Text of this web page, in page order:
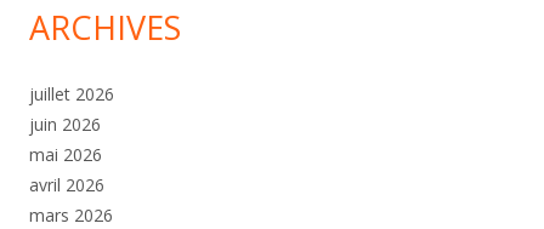
ARCHIVES
juillet 2026
juin 2026
mai 2026
avril 2026
mars 2026